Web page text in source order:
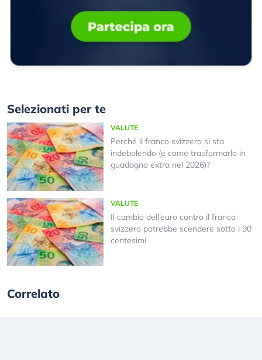
Selezionati per te
VALUTE
Perché il franco svizzero si sta
indebolendo (e come trasformarlo in
guadagno extra nel 2026)?
VALUTE
Il cambio dell’euro contro il franco
svizzero potrebbe scendere sotto i 90
centesimi
Correlato